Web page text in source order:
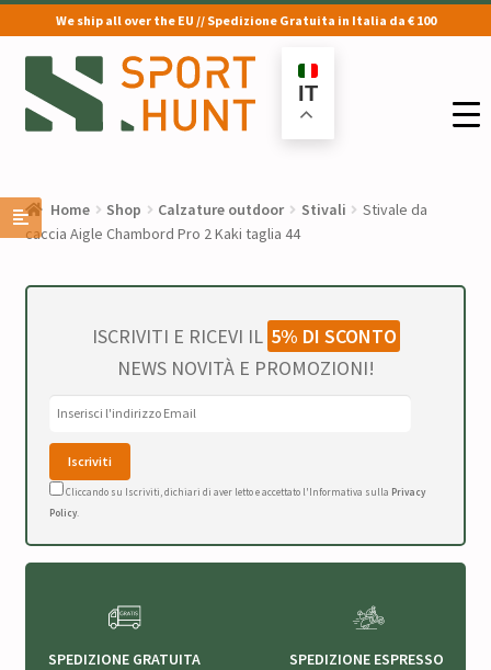
We ship all over the EU // Spedizione Gratuita in Italia da € 100
Vai
alla
navigazione
Vai
al
contenuto
IT
Home Shop Calzature outdoor Stivali
Stivale da
caccia Aigle Chambord Pro 2 Kaki taglia 44
ISCRIVITI E RICEVI IL 5% DI SCONTO
NEWS NOVITÀ E PROMOZIONI!
Cliccando su Iscriviti, dichiari di aver letto e accettato l'Informativa sulla Privacy
Policy.
SPEDIZIONE GRATUITA SPEDIZIONE ESPRESSO